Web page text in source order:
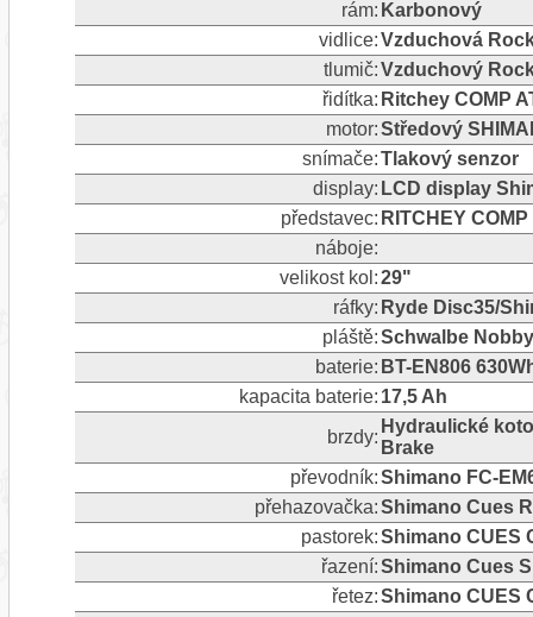
rám: Karbonový
vidlice:Vzduchová
tlumič:Vzduchový
řidítka: Ritchey COMP
motor:Středový
snímače:Tlakový senzor
display: LCD display
představec: RITCHEY
náboje:
velikost kol:29"
ráfky: Ryde Disc35/
pláště:Schwalbe
baterie: BT-EN806
kapacita baterie: 17,5 Ah
brzdy:
Hydraulické
Brake
převodník:Shimano FC-
přehazovačka:Shimano Cues
pastorek:Shimano CUES
řazení:Shimano Cues
řetez:Shimano CUES